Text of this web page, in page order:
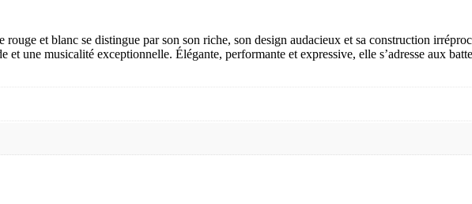
rouge et blanc se distingue par son son riche, son design audacieux et sa construction
une musicalité exceptionnelle. Élégante, performante et expressive, elle s’adresse aux